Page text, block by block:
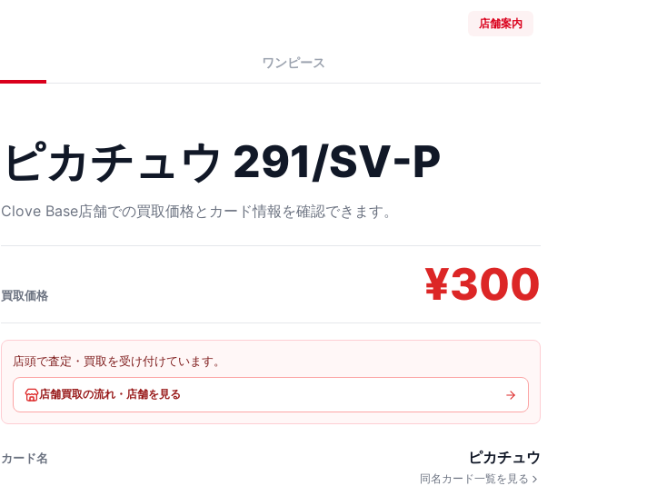
店舗案内
ワンピース
ピカチュウ 291/SV-P
Clove Base店舗での買取価格とカード情報を確認できます。
買取価格 ¥300
店頭で査定・買取を受け付けています。
店舗買取の流れ・店舗を見る
カード名 ピカチュウ
同名カード一覧を見る